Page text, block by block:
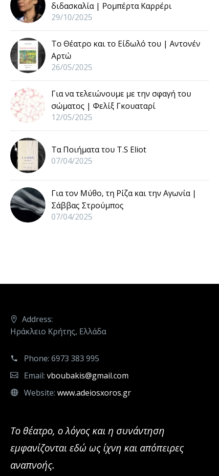
διδασκαλία | Ρομπέρτα Καρρέρι
29/10/2025
Το Θέατρο και το Είδωλό του | Αντονέν
Αρτώ
26/05/2025
Για να τελειώνουμε με την σφαγή του
σώματος | Φελίξ Γκουαταρί
12/05/2025
Τα Ποιήματα του T.S Eliot
07/04/2025
Για τον Μύθο, τη Ρίζα και την Αγωνία |
Σάββας Στρούμπος
07/04/2025
Address:
Ηράκλειο Κρήτης, Ελλάδα
Phone: 6973 383 995
Email: vboubakis@gmail.com
Website: www.adeiosxoros.gr
Το θέατρο, ο λόγος και η συνάντηση
εμφανίζονται εδώ ως ίχνη και απόπειρες
αναπνοής.